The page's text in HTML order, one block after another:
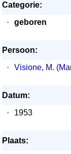
Categorie:
·
geboren
Persoon:
·
Visione, M.
Datum:
·
1953
Plaats: